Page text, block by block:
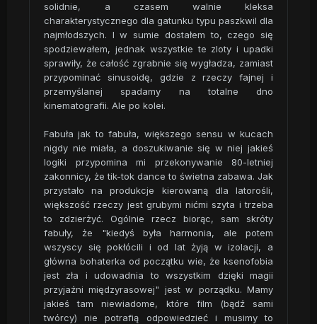
solidnie, a czasem walnie kleksa
charakterystycznego dla gatunku typu paszkwil dla
najmłodszych. I w sumie dostałem to, czego się
spodziewałem, jednak wszystkie te zloty i upadki
sprawiły, że całość zgrabnie się wygładza, zamiast
przypominać sinusoidę, gdzie z rzeczy fajnej i
przemyślanej spadamy na totalne dno
kinematografii. Ale po kolei.
Fabuła jak to fabuła, większego sensu w kucach
nigdy nie miała, a doszukiwanie się w niej jakieś
logiki przypomina mi przekonywanie 80-letniej
zakonnicy, że tik-tok dance to świetna zabawa. Jak
przystało na produkcje kierowaną dla latorośli,
większość rzeczy jest grubymi nićmi szyta i trzeba
to zdzierżyć. Ogólnie rzecz biorąc, sam skróty
fabuły, że "kiedyś była harmonia, ale potem
wszyscy się pokłócili i od lat żyją w izolacji, a
główna bohaterka od początku wie, że ksenofobia
jest zła i udowadnia to wszystkim dzięki magii
przyjaźni międzyrasowej" jest w porządku. Mamy
jakieś tam niewiadome, które film (bądź sami
twórcy) nie potrafią odpowiedzieć i musimy to